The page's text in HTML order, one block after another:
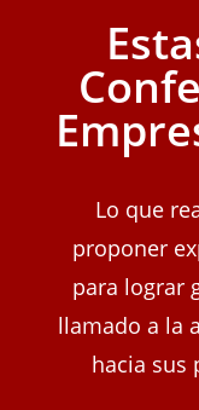
Lo que
proponer
para lograr
llamado a la
hacia sus